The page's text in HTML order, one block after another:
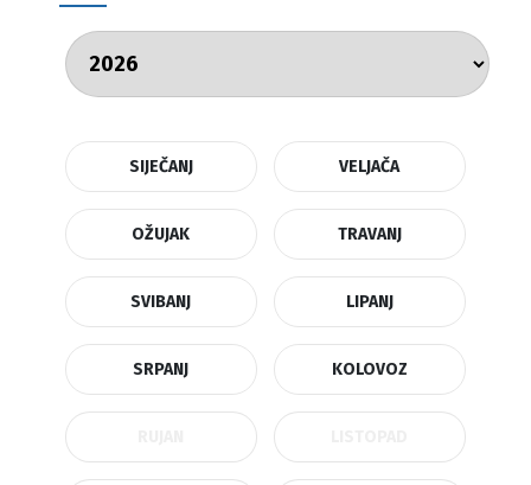
SIJEČANJ VELJAČA
OŽUJAK TRAVANJ
SVIBANJ LIPANJ
SRPANJ KOLOVOZ